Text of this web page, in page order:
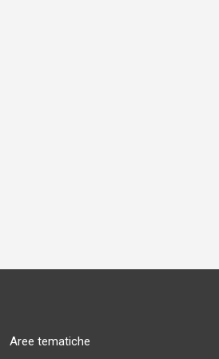
Aree tematiche